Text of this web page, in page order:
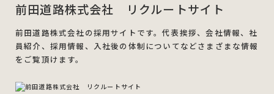
前田道路株式会社 リクルートサイト
前田道路株式会社の採用サイトです。代表挨拶、会社情報、社
員紹介、採用情報、入社後の体制についてなどさまざまな情報
をご覧頂けます。